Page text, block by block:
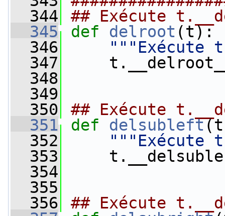
  344
## Exécute
  345
def delroot (t):
  346
"""Exécute
  347
  348
  349
  350
## Exécute
  351
def delsubleft
  352
"""Exécute
  353
  354
  355
  356
## Exécute